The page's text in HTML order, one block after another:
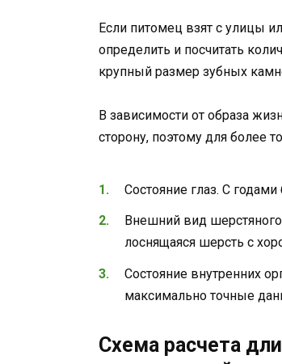
Если питомец взят с улицы
определить и посчитать
крупный размер зубных
В зависимости от образа
сторону, поэтому для более
Состояние глаз. С годами
Внешний вид
лоснящаяся шерсть с
Состояние внутренних
максимально точные
Схема расчета